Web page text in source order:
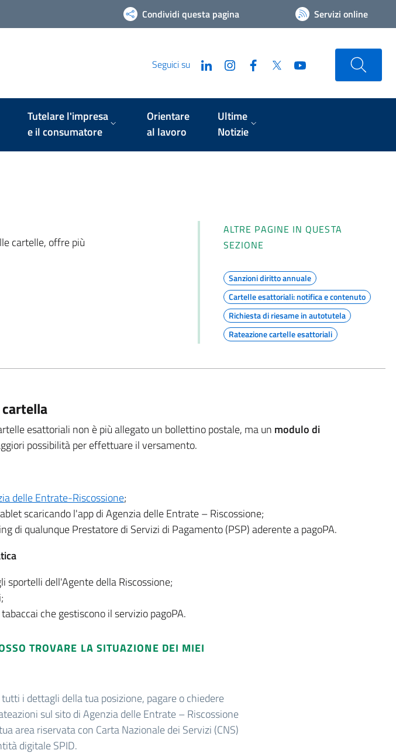
Condividi questa pagina Servizi online
Seguici su
Tutelare l'impresa
e il consumatore
Orientare
al lavoro
Ultime
Notizie
cartelle, offre più
ALTRE PAGINE IN QUESTA
SEZIONE
Sanzioni diritto annuale
Cartelle esattoriali: notifica e contenuto
Richiesta di riesame in autotutela
Rateazione cartelle esattoriali
cartella
esattoriali non è più allegato un bollettino postale, ma un modulo di
possibilità per effettuare il versamento.
delle Entrate-Riscossione;
scaricando l'app di Agenzia delle Entrate – Riscossione;
di qualunque Prestatore di Servizi di Pagamento (PSP) aderente a pagoPA.
sportelli dell'Agente della Riscossione;
che gestiscono il servizio pagoPA.
TROVARE LA SITUAZIONE DEI MIEI
i dettagli della tua posizione, pagare o chiedere
sul sito di Agenzia delle Entrate – Riscossione
area riservata con Carta Nazionale dei Servizi (CNS)
digitale SPID.